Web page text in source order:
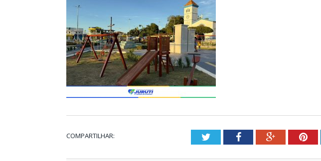
COMPARTILHAR: TwitterFacebookGoogle+